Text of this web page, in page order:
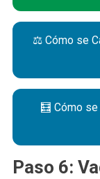
⚖️ Cómo se
🧮 Cómo se
Paso 6: